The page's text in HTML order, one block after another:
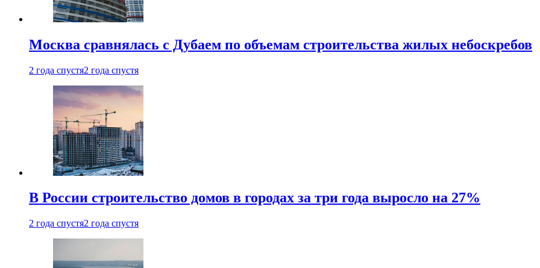
Москва сравнялась с Дубаем по объемам строительства жилых небоскребов
2 года спустя2 года спустя
В России строительство домов в городах за три года выросло на 27%
2 года спустя2 года спустя